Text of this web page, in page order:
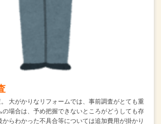
大がかりなリフォームでは、事前調査がとても重
の場合は、予め把握できないところがどうしても存
からわかった不具合等については追加費用が掛かり